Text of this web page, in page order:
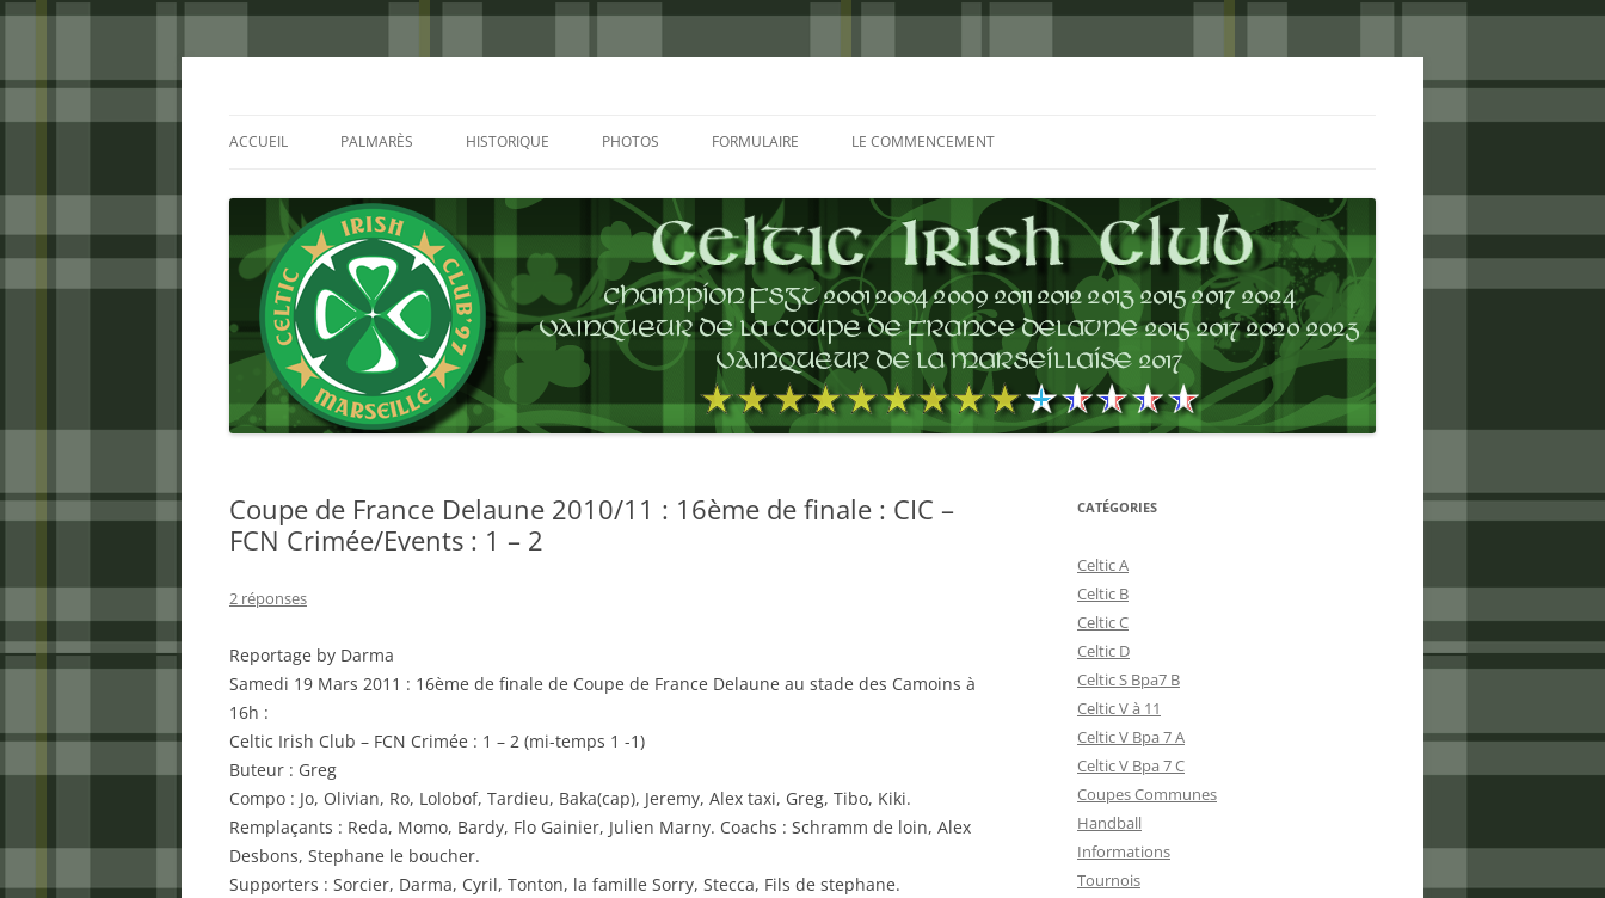
Aller
ACCUEIL PALMARÈS HISTORIQUE PHOTOS
GLASGOW 2002
CHARLIE & THE BHOYS 2006
PRAGUE 2006
NICE 2008
FORMULAIRE LE COMMENCEMENT
Coupe de France Delaune 2010/11 : 16ème de finale : CIC –
FCN Crimée/Events : 1 – 2
2 réponses
Reportage by Darma
Samedi 19 Mars 2011 : 16ème de finale de Coupe de France Delaune au stade des Camoins à
16h :
Celtic Irish Club – FCN Crimée : 1 – 2 (mi-temps 1 -1)
Buteur : Greg
Compo : Jo, Olivian, Ro, Lolobof, Tardieu, Baka(cap), Jeremy, Alex taxi, Greg, Tibo, Kiki.
Remplaçants : Reda, Momo, Bardy, Flo Gainier, Julien Marny. Coachs : Schramm de loin, Alex
Desbons, Stephane le boucher.
Supporters : Sorcier, Darma, Cyril, Tonton, la famille Sorry, Stecca, Fils de stephane.
CATÉGORIES
Celtic A
Celtic B
Celtic C
Celtic D
Celtic S Bpa7 B
Celtic V à 11
Celtic V Bpa 7 A
Celtic V Bpa 7 C
Coupes Communes
Handball
Informations
Tournois